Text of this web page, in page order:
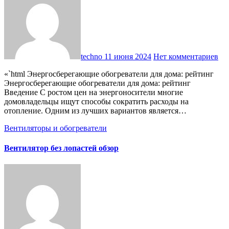
techno 11 июня 2024 Нет комментариев
«`html Энергосберегающие обогреватели для дома: рейтинг
Энергосберегающие обогреватели для дома: рейтинг
Введение С ростом цен на энергоносители многие
домовладельцы ищут способы сократить расходы на
отопление. Одним из лучших вариантов является…
Вентиляторы и обогреватели
Вентилятор без лопастей обзор